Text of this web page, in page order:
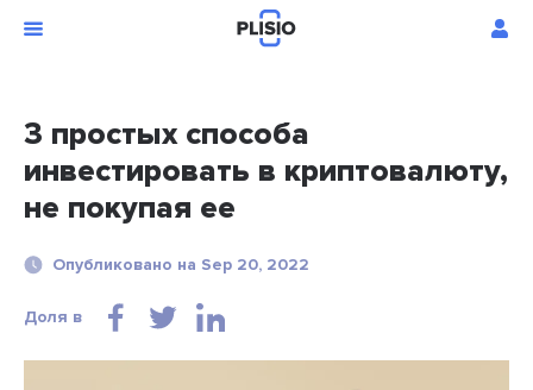
3 простых способа
инвестировать в криптовалюту,
не покупая ее
Опубликовано на Sep 20, 2022
Доля в